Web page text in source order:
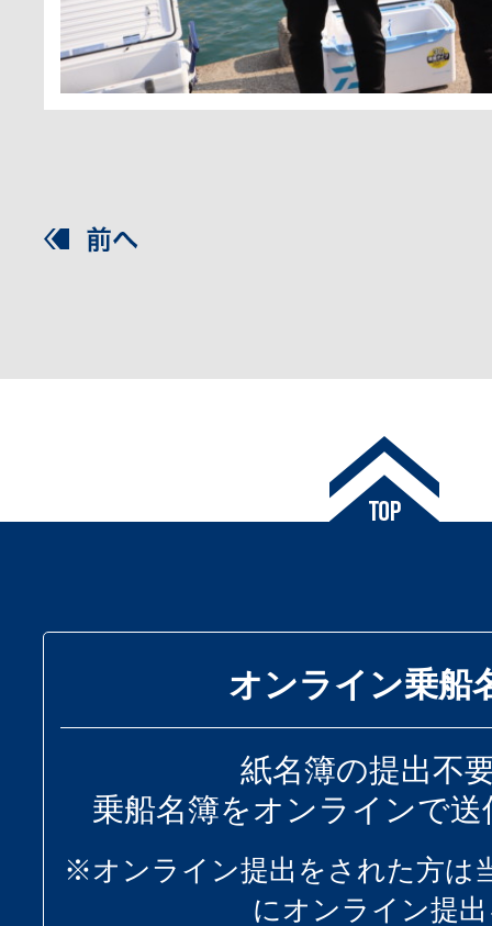
オンライン乗船
紙名簿の提出不
乗船名簿をオンラインで
※オンライン提出をされた方は
にオンライン提